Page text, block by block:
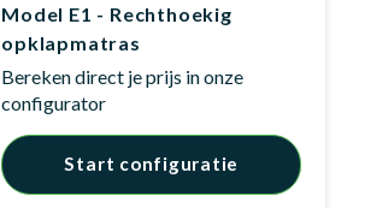
Model E1 - Rechthoekig
opklapmatras
Bereken direct je prijs in onze
configurator
Start configuratie